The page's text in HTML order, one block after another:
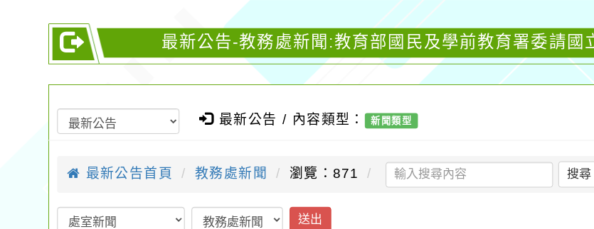
最新公告-教務處新聞:教育部國民及學前教育署委請國
最新公告 / 內容類型： 新聞類型
最新公告首頁 教務處新聞 瀏覽：871 搜尋
送出